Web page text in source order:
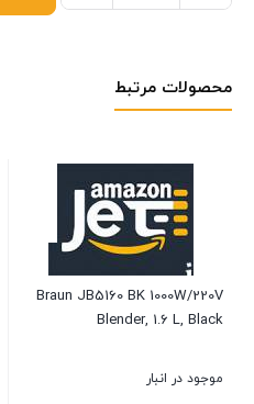
محصولات مرتبط
Braun JB5160 BK 1000W/220V
Blender, 1.6 L, Black
موجود در انبار